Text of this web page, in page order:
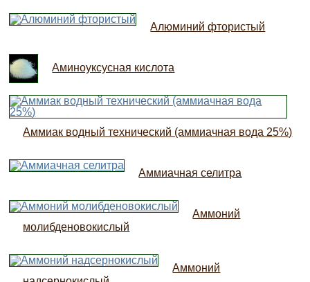
Алюминий фтористый
Аминоуксусная кислота
Аммиак водный технический (аммиачная вода 25%)
Аммиачная селитра
Аммоний
молибденовокислый
Аммоний